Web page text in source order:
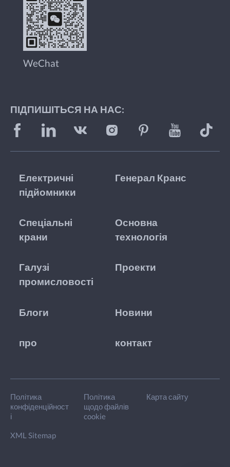
WeChat
ПІДПИШІТЬСЯ НА НАС:
Електричні
підйомники
Генерал Кранс
Спеціальні
крани
Основна
технологія
Галузі
промисловості
Проекти
Блоги Новини
про контакт
Політика
конфіденційност
і
Політика
щодо файлів
cookie
Карта сайту
XML Sitemap